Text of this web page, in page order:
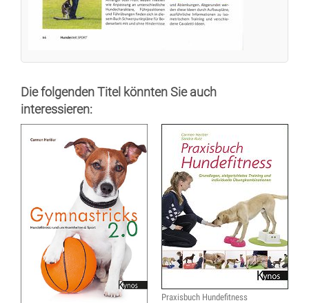
Die folgenden Titel könnten Sie auch
interessieren:
Praxisbuch Hundefitness